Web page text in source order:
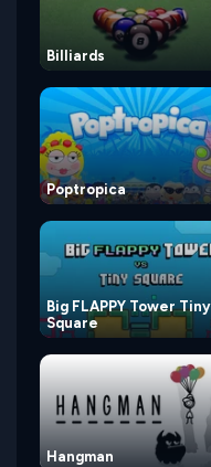
Billiards
Poptropica
Big FLAPPY Tower Tiny
Square
Hangman